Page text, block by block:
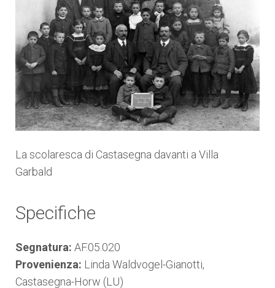
La scolaresca di Castasegna davanti a Villa
Garbald
Specifiche
Segnatura: AF.05.020
Provenienza: Linda Waldvogel-Gianotti,
Castasegna-Horw (LU)